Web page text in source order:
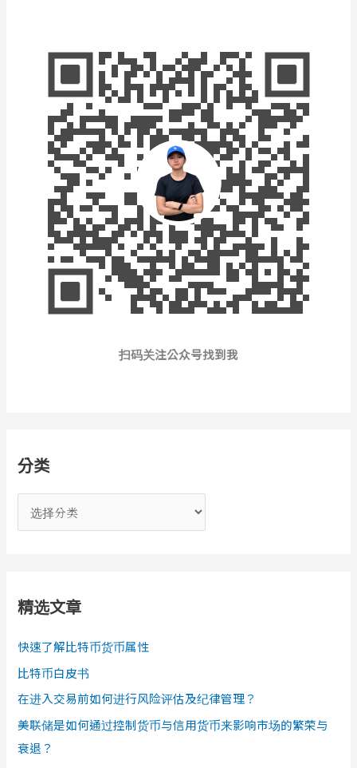
扫码关注公众号找到我
分类
类
精选文章
快速了解比特币货币属性
比特币白皮书
在进入交易前如何进行风险评估及纪律管理？
美联储是如何通过控制货币与信用货币来影响市场的繁荣与
衰退？